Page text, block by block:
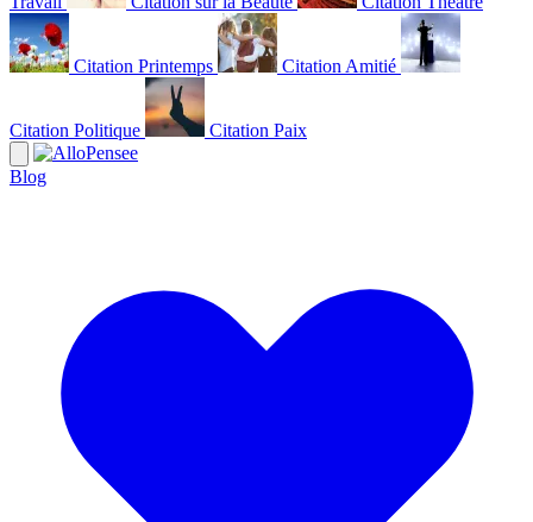
Citation Printemps Citation Amitié
Citation Politique Citation Paix
Blog